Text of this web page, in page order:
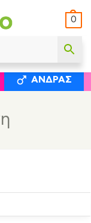
0
ΕΠΙΚΟΙΝΩΝΊΑ
ΦΥΣΙΚΆ
ΆΝΔΡΑΣ